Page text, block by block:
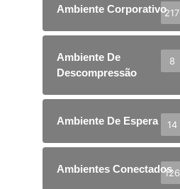
Ambiente Corporativo217
Ambiente De
Descompressão
8
Ambiente De Espera 14
Ambientes Conectados126